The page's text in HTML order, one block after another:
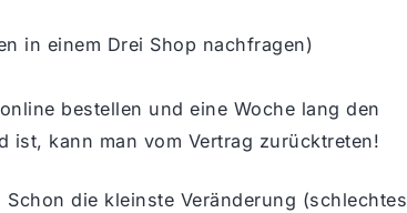
in einem Drei Shop nachfragen)
bestellen und eine Woche lang den
ist, kann man vom Vertrag zurücktreten!
die kleinste Veränderung (schlechtes